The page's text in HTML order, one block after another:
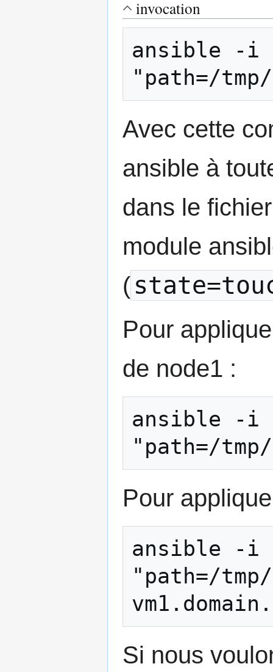
invocation
ansible -i
"path=/
Avec cette
ansible à
dans le
module
(
Pour
de node1 :
ansible -i
"path=/
Pour
ansible -i
"path=/
Si nous